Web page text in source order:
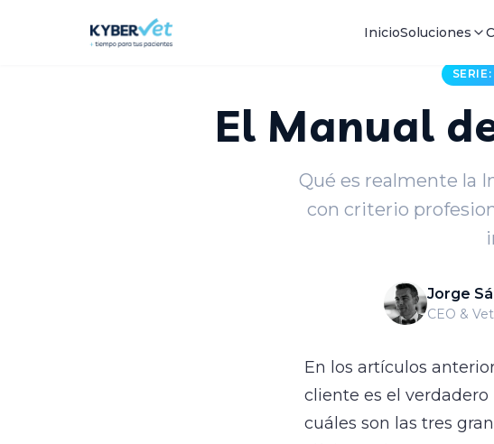
InicioSoluciones
Volver al blog
El Manual
Qué es realmente la
con criterio
Jorge
CEO &
En los artículos
cliente es el
cuáles son las tres